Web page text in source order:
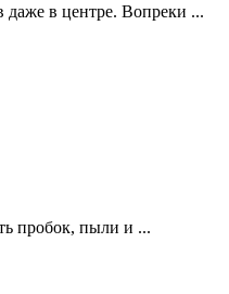
даже в центре. Вопреки ...
пробок, пыли и ...